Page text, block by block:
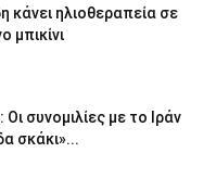
κάνει ηλιοθεραπεία σε
μπικίνι
συνομιλίες με το Ιράν
σκάκι»...